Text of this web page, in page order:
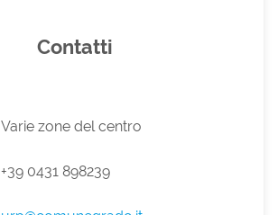
Contatti
Varie zone del centro
+39 0431 898239